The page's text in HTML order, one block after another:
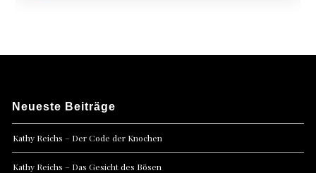
Neueste Beiträge
Kathy Reichs – Der Code der Knochen
Kathy Reichs – Das Gesicht des Bösen